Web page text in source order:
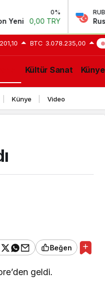
0,00 TRY
RUB
Rus Rublesi
BTC 3.078.235,00
Kültür Sanat Künye
Künye Video
Beğen
geldi.